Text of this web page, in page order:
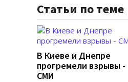
Статьи по теме
В Киеве и Днепре
прогремели взрывы -
СМИ